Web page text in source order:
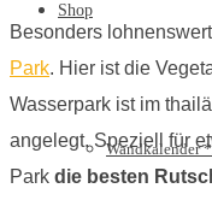
Shop
Wandkalender
Besonders
Park. Hier ist die
Wasserpark ist im
angelegt. Speziell für
Park die besten